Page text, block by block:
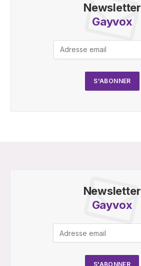
Newsletter
Gayvox
Newsletter
Gayvox